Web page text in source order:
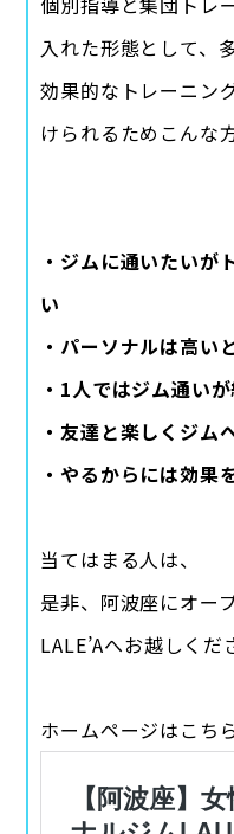
入れた形態として、
効果的なトレーニン
けられるためこんな
・ジムに通いたいが
い
・パーソナルは高い
・1人ではジム通い
・友達と楽しくジム
・やるからには効果
当てはまる人は、
是非、阿波座にオー
LALE’Aへお越しくだ
ホームページはこち